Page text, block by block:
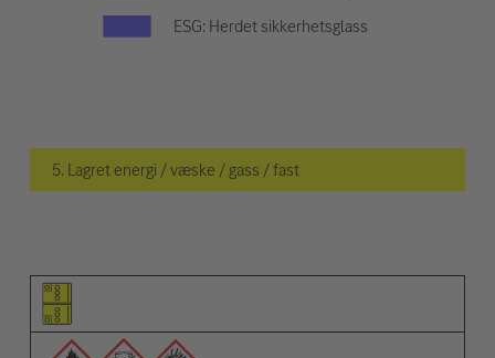
ESG: Herdet sikkerhetsglass
5. Lagret energi / væske / gass / fast
Piktogram for elementet
Piktogrammer for advarsler
Beskrivelse